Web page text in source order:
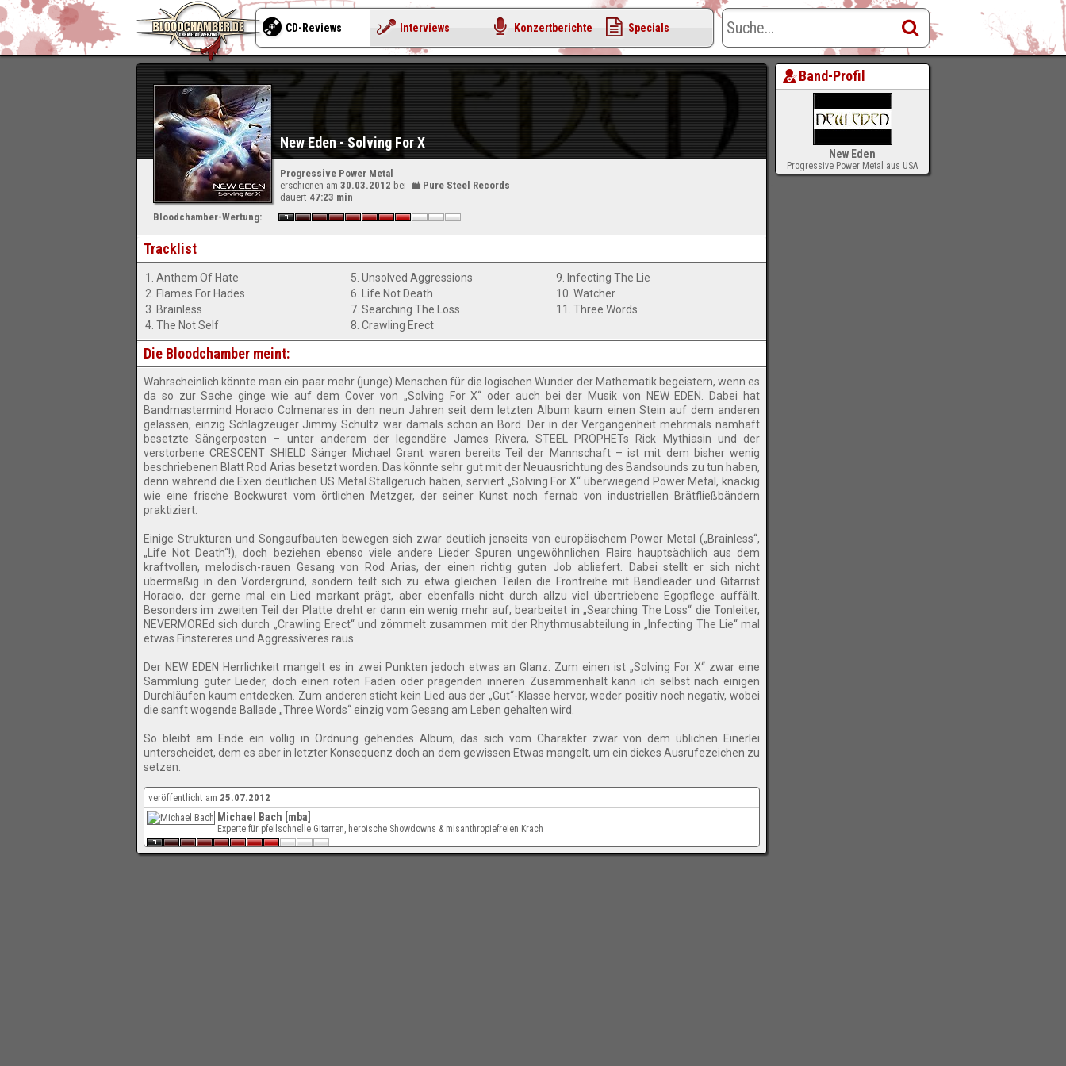
New Eden - Solving For X
Progressive Power Metal
erschienen am 30.03.2012 bei
Pure Steel Records
dauert 47:23 min
Bloodchamber-Wertung:
Tracklist
1. Anthem Of Hate
2. Flames For Hades
3. Brainless
4. The Not Self
5. Unsolved Aggressions
6. Life Not Death
7. Searching The Loss
8. Crawling Erect
9. Infecting The Lie
10. Watcher
11. Three Words
Die Bloodchamber meint:
Wahrscheinlich könnte man ein paar mehr (junge) Menschen für die logischen Wunder der Mathematik begeistern, wenn es
da so zur Sache ginge wie auf dem Cover von „Solving For X“ oder auch bei der Musik von NEW EDEN. Dabei hat
Bandmastermind Horacio Colmenares in den neun Jahren seit dem letzten Album kaum einen Stein auf dem anderen
gelassen, einzig Schlagzeuger Jimmy Schultz war damals schon an Bord. Der in der Vergangenheit mehrmals namhaft
besetzte Sängerposten – unter anderem der legendäre James Rivera, STEEL PROPHETs Rick Mythiasin und der
verstorbene CRESCENT SHIELD Sänger Michael Grant waren bereits Teil der Mannschaft – ist mit dem bisher wenig
beschriebenen Blatt Rod Arias besetzt worden. Das könnte sehr gut mit der Neuausrichtung des Bandsounds zu tun haben,
denn während die Exen deutlichen US Metal Stallgeruch haben, serviert „Solving For X“ überwiegend Power Metal, knackig
wie eine frische Bockwurst vom örtlichen Metzger, der seiner Kunst noch fernab von industriellen Brätfließbändern
praktiziert.
Einige Strukturen und Songaufbauten bewegen sich zwar deutlich jenseits von europäischem Power Metal („Brainless“,
„Life Not Death“!), doch beziehen ebenso viele andere Lieder Spuren ungewöhnlichen Flairs hauptsächlich aus dem
kraftvollen, melodisch-rauen Gesang von Rod Arias, der einen richtig guten Job abliefert. Dabei stellt er sich nicht
übermäßig in den Vordergrund, sondern teilt sich zu etwa gleichen Teilen die Frontreihe mit Bandleader und Gitarrist
Horacio, der gerne mal ein Lied markant prägt, aber ebenfalls nicht durch allzu viel übertriebene Egopflege auffällt.
Besonders im zweiten Teil der Platte dreht er dann ein wenig mehr auf, bearbeitet in „Searching The Loss“ die Tonleiter,
NEVERMOREd sich durch „Crawling Erect“ und zömmelt zusammen mit der Rhythmusabteilung in „Infecting The Lie“ mal
etwas Finstereres und Aggressiveres raus.
Der NEW EDEN Herrlichkeit mangelt es in zwei Punkten jedoch etwas an Glanz. Zum einen ist „Solving For X“ zwar eine
Sammlung guter Lieder, doch einen roten Faden oder prägenden inneren Zusammenhalt kann ich selbst nach einigen
Durchläufen kaum entdecken. Zum anderen sticht kein Lied aus der „Gut“-Klasse hervor, weder positiv noch negativ, wobei
die sanft wogende Ballade „Three Words“ einzig vom Gesang am Leben gehalten wird.
So bleibt am Ende ein völlig in Ordnung gehendes Album, das sich vom Charakter zwar von dem üblichen Einerlei
unterscheidet, dem es aber in letzter Konsequenz doch an dem gewissen Etwas mangelt, um ein dickes Ausrufezeichen zu
setzen.
veröffentlicht am 25.07.2012
Michael Bach [mba]
Experte für pfeilschnelle Gitarren, heroische Showdowns & misanthropiefreien Krach
Band-Profil
New Eden
Progressive Power Metal aus USA
CD-Reviews Interviews Konzertberichte Specials